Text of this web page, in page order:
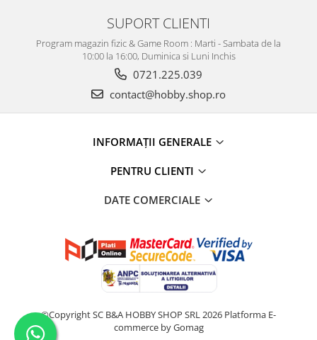
SUPORT CLIENTI
Program magazin fizic & Game Room : Marti - Sambata de la
10:00 la 16:00, Duminica si Luni Inchis
0721.225.039
contact@hobby.shop.ro
INFORMAŢII GENERALE
PENTRU CLIENTI
DATE COMERCIALE
©Copyright SC B&A HOBBY SHOP SRL 2026 Platforma E-
commerce by Gomag